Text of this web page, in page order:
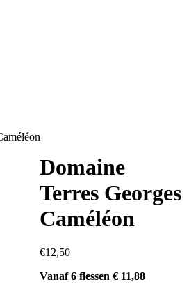
Domaine
Terres Georges
Caméléon
€12,50
Vanaf 6 flessen € 11,88